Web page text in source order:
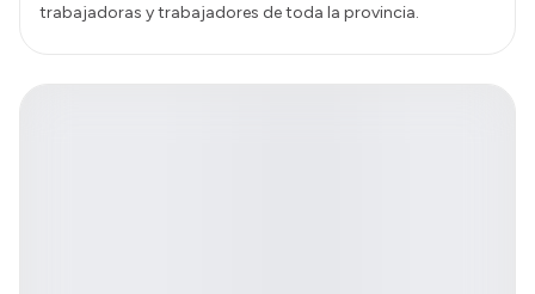
trabajadoras y trabajadores de toda la provincia.